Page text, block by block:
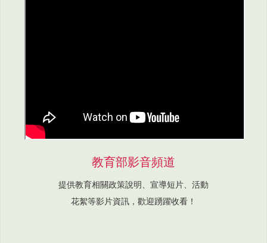
教育部影音頻道
提供教育相關政策說明、宣導短片、活動
花絮等影片資訊，歡迎踴躍收看！